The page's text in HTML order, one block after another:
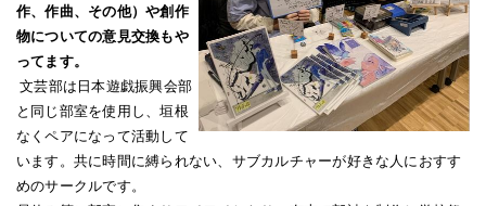
作、作曲、その他）や創作
物についての意見交換もや
ってます。
文芸部は日本遊戯振興会部
と同じ部室を使用し、垣根
なくペアになって活動して
います。共に時間に縛られない、サブカルチャーが好きな人におすす
めのサークルです。